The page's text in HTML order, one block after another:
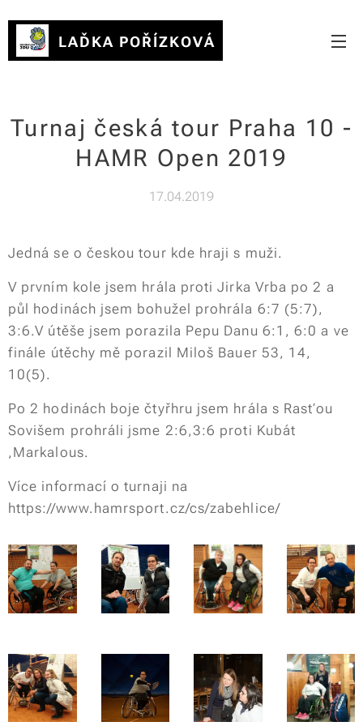
LAĎKA POŘÍZKOVÁ
Turnaj česká tour Praha 10 -
HAMR Open 2019
17.04.2019
Jedná se o českou tour kde hraji s muži.
V prvním kole jsem hrála proti Jirka Vrba po 2 a
půl hodinách jsem bohužel prohrála 6:7 (5:7),
3:6.V útěše jsem porazila Pepu Danu 6:1, 6:0 a ve
finále útěchy mě porazil Miloš Bauer 53, 14,
10(5).
Po 2 hodinách boje čtyřhru jsem hrála s Rasťou
Sovišem prohráli jsme 2:6,3:6 proti Kubát
,Markalous.
Více informací o turnaji na
https://www.hamrsport.cz/cs/zabehlice/